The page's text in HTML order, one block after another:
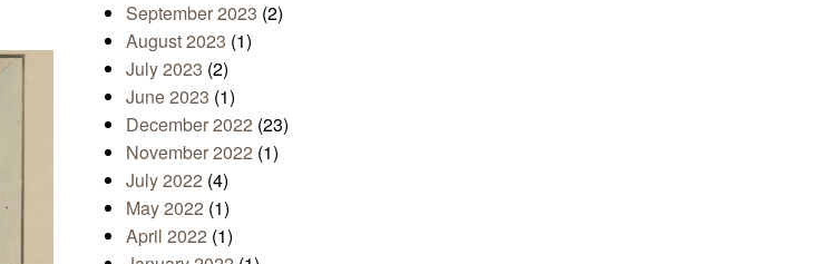
September 2023 (2)
August 2023 (1)
July 2023 (2)
June 2023 (1)
December 2022 (23)
November 2022 (1)
July 2022 (4)
May 2022 (1)
April 2022 (1)